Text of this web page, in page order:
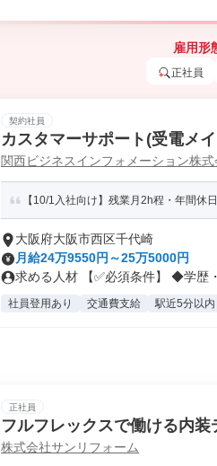
雇用形
正社員
契約社員
カスタマーサポート(受電メ
関西ビジネスインフォメーション株式
【10/1入社向け】残業月2h程・年間休
大阪府大阪市西区千代崎
月給24万9550円～25万5000円
求める人材 【✅必須条件】 ◆学歴
社員登用あり 交通費支給 駅近5分以内
正社員
フルフレックスで働ける内
株式会社サンリフォーム